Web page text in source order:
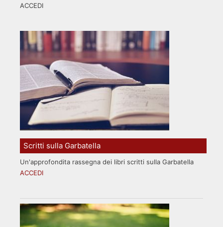
ACCEDI
Scritti sulla Garbatella
Un'approfondita rassegna dei libri scritti sulla Garbatella
ACCEDI